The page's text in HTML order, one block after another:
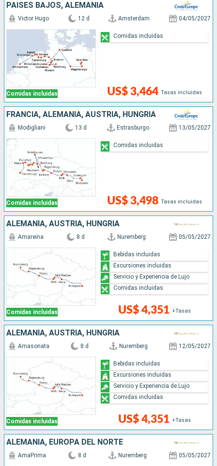
PAISES BAJOS, ALEMANIA
Comidas incluidas
Victor Hugo 12 d Amsterdam 04/05/2027
US$ 3,464 Tasas incluidas
Comidas incluidas
FRANCIA, ALEMANIA, AUSTRIA, HUNGRÍA
Comidas incluidas
Modigliani 13 d Estrasburgo 13/05/2027
US$ 3,498 Tasas incluidas
Comidas incluidas
ALEMANIA, AUSTRIA, HUNGRÍA
Comidas incluidas
Amareina 8 d Nuremberg 05/05/2027
US$ 4,351 +Tasas
Bebidas incluidas
Excursiones incluidas
Servicio y Experiencia de Lujo
Comidas incluidas
ALEMANIA, AUSTRIA, HUNGRÍA
Comidas incluidas
Amasonata 8 d Nuremberg 12/05/2027
US$ 4,351 +Tasas
Bebidas incluidas
Excursiones incluidas
Servicio y Experiencia de Lujo
Comidas incluidas
ALEMANIA, EUROPA DEL NORTE
AmaPrima 8 d Nuremberg 05/05/2027